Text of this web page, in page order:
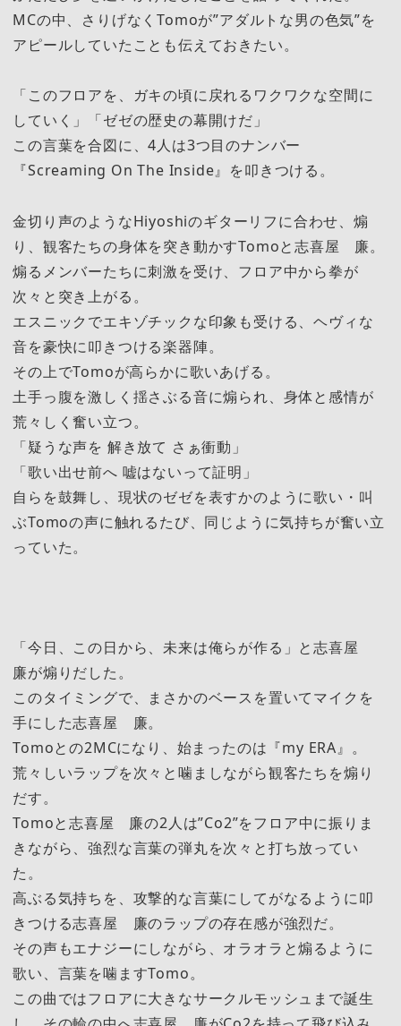
MCの中、さりげなくTomoが”アダルトな男の色気”を
アピールしていたことも伝えておきたい。
「このフロアを、ガキの頃に戻れるワクワクな空間に
していく」「ゼゼの歴史の幕開けだ」
この言葉を合図に、4人は3つ目のナンバー
『Screaming On The Inside』を叩きつける。
金切り声のようなHiyoshiのギターリフに合わせ、煽
り、観客たちの身体を突き動かすTomoと志喜屋 廉。
煽るメンバーたちに刺激を受け、フロア中から拳が
次々と突き上がる。
エスニックでエキゾチックな印象も受ける、ヘヴィな
音を豪快に叩きつける楽器陣。
その上でTomoが高らかに歌いあげる。
土手っ腹を激しく揺さぶる音に煽られ、身体と感情が
荒々しく奮い立つ。
「疑うな声を 解き放て さぁ衝動」
「歌い出せ前へ 嘘はないって証明」
自らを鼓舞し、現状のゼゼを表すかのように歌い・叫
ぶTomoの声に触れるたび、同じように気持ちが奮い立
っていた。
「今日、この日から、未来は俺らが作る」と志喜屋
廉が煽りだした。
このタイミングで、まさかのベースを置いてマイクを
手にした志喜屋 廉。
Tomoとの2MCになり、始まったのは『my ERA』。
荒々しいラップを次々と噛ましながら観客たちを煽り
だす。
Tomoと志喜屋 廉の2人は”Co2”をフロア中に振りま
きながら、強烈な言葉の弾丸を次々と打ち放ってい
た。
高ぶる気持ちを、攻撃的な言葉にしてがなるように叩
きつける志喜屋 廉のラップの存在感が強烈だ。
その声もエナジーにしながら、オラオラと煽るように
歌い、言葉を噛ますTomo。
この曲ではフロアに大きなサークルモッシュまで誕生